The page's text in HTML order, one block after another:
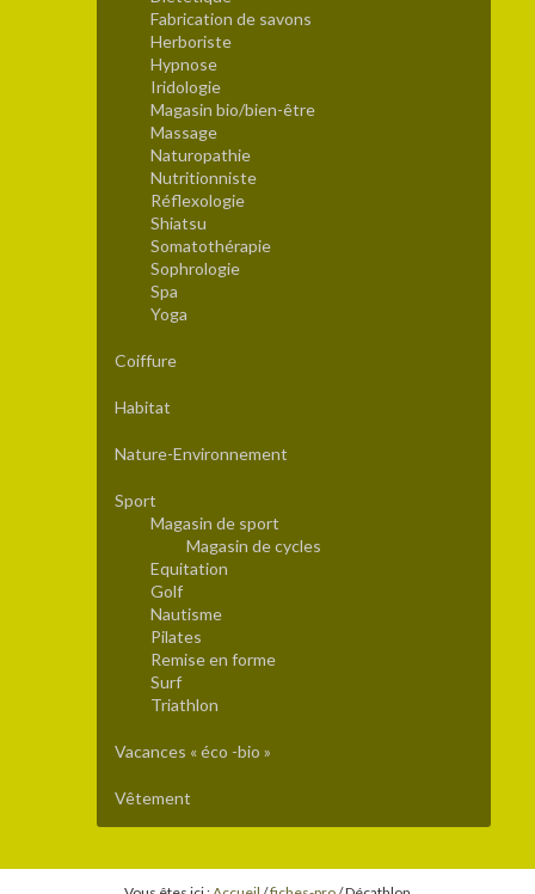
Fabrication de savons
Herboriste
Hypnose
Iridologie
Magasin bio/bien-être
Massage
Naturopathie
Nutritionniste
Réflexologie
Shiatsu
Somatothérapie
Sophrologie
Spa
Yoga
Coiffure
Habitat
Nature-Environnement
Sport
Magasin de sport
Magasin de cycles
Equitation
Golf
Nautisme
Pilates
Remise en forme
Surf
Triathlon
Vacances « éco -bio »
Vêtement